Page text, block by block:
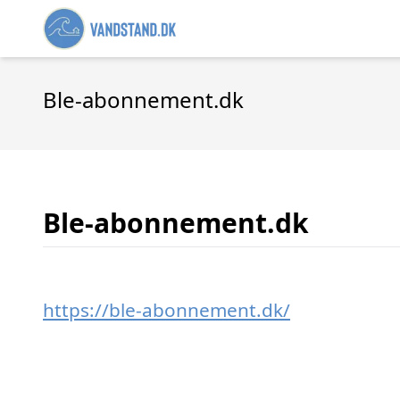
Ble-abonnement.dk
Ble-abonnement.dk
https://ble-abonnement.dk/